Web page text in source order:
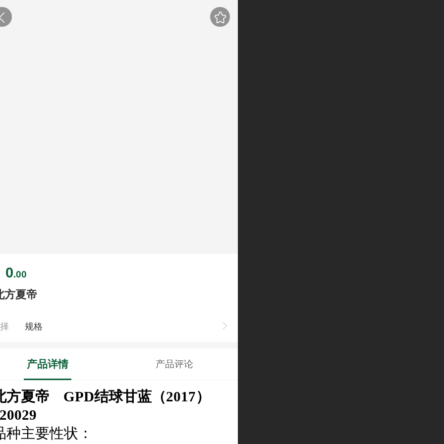
0.00
方夏帝
规格
产品详情 产品评论
方夏帝 GPD结球甘蓝（2017）
种主要性状：